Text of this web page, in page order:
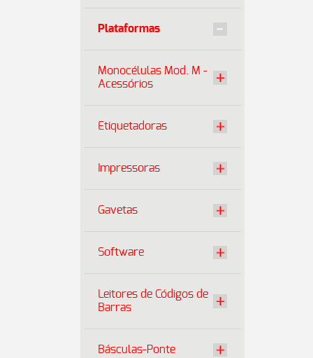
Plataformas
Monocélulas Mod. M -
Acessórios
Etiquetadoras
Impressoras
Gavetas
Software
Leitores de Códigos de
Barras
Básculas-Ponte